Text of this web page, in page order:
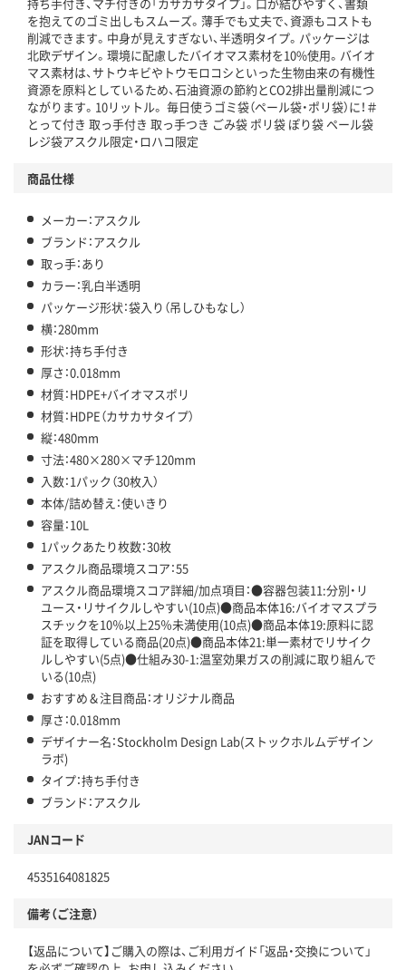
この商品の環境配慮ポイントです。下記商品詳細「
アスクル商品環境スコア詳細／加点項目
」で確認できます。
を抱えてのゴミ出しもスムーズ。薄手でも丈夫で、資源もコストも
削減できます。中身が見えすぎない、半透明タイプ。パッケージは
北欧デザイン。環境に配慮したバイオマス素材を10%使用。バイオ
マス素材は、サトウキビやトウモロコシといった生物由来の有機性
資源を原料としているため、石油資源の節約とCO2排出量削減につ
ながります。10リットル。 毎日使うゴミ袋（ペール袋・ポリ袋）に！＃
とって付き 取っ手付き 取っ手つき ごみ袋 ポリ袋 ぽり袋 ペール袋
レジ袋アスクル限定・ロハコ限定
商品仕様
メーカー：アスクル
ブランド：アスクル
取っ手：あり
カラー：乳白半透明
パッケージ形状：袋入り（吊しひもなし）
横：280mm
形状：持ち手付き
厚さ：0.018mm
材質：HDPE+バイオマスポリ
材質：HDPE（カサカサタイプ）
縦：480mm
寸法：480×280×マチ120mm
入数：1パック（30枚入）
本体/詰め替え：使いきり
容量：10L
1パックあたり枚数：30枚
アスクル商品環境スコア：55
アスクル商品環境スコア詳細/加点項目：●容器包装11:分別・リ
ユース・リサイクルしやすい(10点)●商品本体16:バイオマスプラ
スチックを10％以上25％未満使用(10点)●商品本体19:原料に認
証を取得している商品(20点)●商品本体21:単一素材でリサイク
ルしやすい(5点)●仕組み30-1:温室効果ガスの削減に取り組んで
いる(10点)
おすすめ＆注目商品：オリジナル商品
厚さ：0.018mm
デザイナー名：Stockholm Design Lab(ストックホルムデザイン
ラボ)
タイプ：持ち手付き
ブランド：アスクル
JANコード
4535164081825
備考（ご注意）
【返品について】ご購入の際は、ご利用ガイド「返品・交換について」